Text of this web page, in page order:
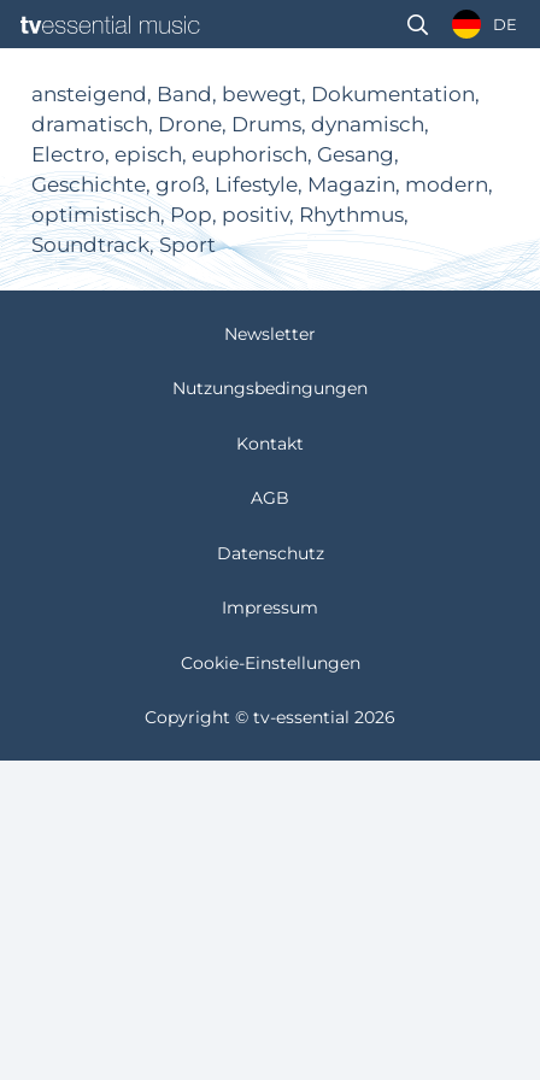
DE
ansteigend, Band, bewegt, Dokumentation,
dramatisch, Drone, Drums, dynamisch,
Electro, episch, euphorisch, Gesang,
Geschichte, groß, Lifestyle, Magazin, modern,
optimistisch, Pop, positiv, Rhythmus,
Soundtrack, Sport
Newsletter
Nutzungsbedingungen
Kontakt
AGB
Datenschutz
Impressum
Cookie-Einstellungen
Copyright © tv-essential 2026